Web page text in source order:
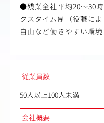
●残業全社平均20～30
クスタイム制（役職に
自由など働きやすい環
従業員数
50人以上100人未満
会社概要